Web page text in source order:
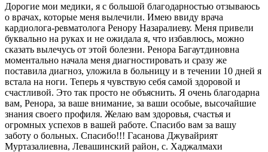
Дорогие мои медики, я с большой благодарностью отзываюсь
о врачах, которые меня вылечили. Имею ввиду врача
кардиолога-ревматолога Ренору Назаралиеву. Меня привели
буквально на руках и не ожидала я, что избавлюсь, можно
сказать вылечусь от этой болезни. Ренора Багаутдиновна
моментально начала меня диагностировать и сразу же
поставила диагноз, уложила в больницу и в течении 10 дней я
встала на ноги. Теперь я чувствую себя самой здоровой и
счастливой. Это так просто не объяснить. Я очень благодарна
вам, Ренора, за ваше внимание, за ваши особые, высочайшие
знания своего профиля. Желаю вам здоровья, счастья и
огромных успехов в вашей работе. Спасибо вам за вашу
заботу о больных. Спасибо!!! Гасанова Джувайрият
Муртазалиевна, Левашинский район, с. Хаджалмахи